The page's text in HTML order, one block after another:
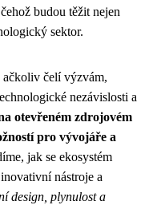
budou těžit nejen
sektor.
ačkoliv čelí výzvám,
nezávislosti a
otevřeném zdrojovém
pro vývojáře a
jak se ekosystém
nástroje a
design, plynulost a